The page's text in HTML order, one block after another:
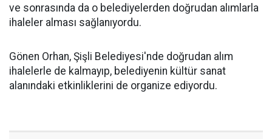
ve sonrasında da o belediyelerden doğrudan alımlarla
ihaleler alması sağlanıyordu.
Gönen Orhan, Şişli Belediyesi'nde doğrudan alım
ihalelerle de kalmayıp, belediyenin kültür sanat
alanındaki etkinliklerini de organize ediyordu.